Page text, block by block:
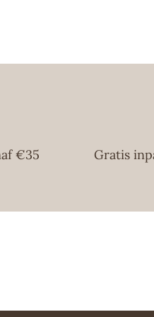
€35 Gratis